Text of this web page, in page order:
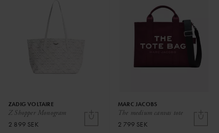
Z Shopper Monogram
ZADIG VOLTAIRE
2 899 SEK
The medium canvas tote
MARC JACOBS
2 799 SEK